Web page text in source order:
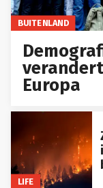
BUITENLAND
Europa
LIFE